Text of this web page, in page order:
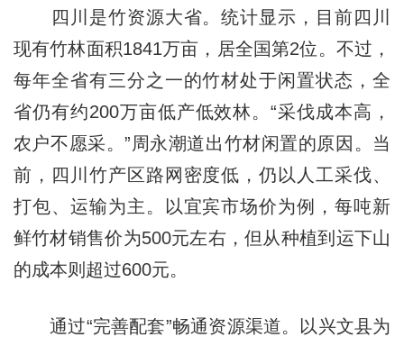
四川是竹资源大省。统计显示，目前四川
现有竹林面积1841万亩，居全国第2位。不过，
每年全省有三分之一的竹材处于闲置状态，全
省仍有约200万亩低产低效林。“采伐成本高，
农户不愿采。”周永潮道出竹材闲置的原因。当
前，四川竹产区路网密度低，仍以人工采伐、
打包、运输为主。以宜宾市场价为例，每吨新
鲜竹材销售价为500元左右，但从种植到运下山
的成本则超过600元。
通过“完善配套”畅通资源渠道。以兴文县为